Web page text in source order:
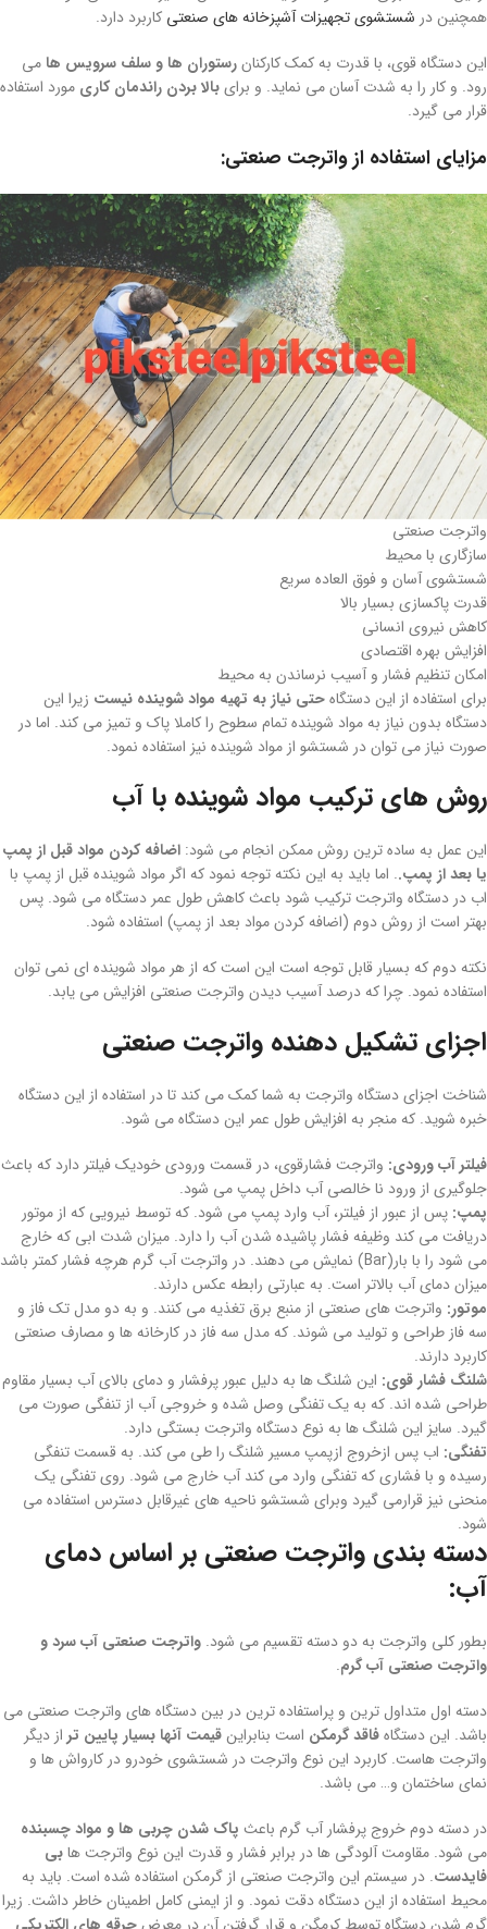
همچنین در شستشوی تجهیزات آشپزخانه های صنعتی کاربرد دارد.
این دستگاه قوی، با قدرت به کمک کارکنانرستوران ها و سلف سرویس ها می
رود. و کار را به شدت آسان می نماید. و برایبالا بردن راندمان کاری مورد استفاده
قرار می گیرد.
مزایای استفاده از واترجت صنعتی:
واترجت صنعتی
سازگاری با محیط
شستشوی آسان و فوق العاده سریع
قدرت پاکسازی بسیار بالا
کاهش نیروی انسانی
افزایش بهره اقتصادی
امکان تنظیم فشار و آسیب نرساندن به محیط
برای استفاده از این دستگاهحتی نیاز به تهیه مواد شوینده نیست زیرا این
دستگاه بدون نیاز به مواد شوینده تمام سطوح را کاملا پاک و تمیز می کند. اما در
صورت نیاز می توان در شستشو از مواد شوینده نیز استفاده نمود.
روش های ترکیب مواد شوینده با آب
این عمل به ساده ترین روش ممکن انجام می شود: اضافه کردن مواد قبل از پمپ
یا بعد از پمپ.. اما باید به این نکته توجه نمود که اگر مواد شوینده قبل از پمپ با
اب در دستگاه واترجت ترکیب شود باعث کاهش طول عمر دستگاه می شود. پس
بهتر است از روش دوم (اضافه کردن مواد بعد از پمپ) استفاده شود.
نکته دوم که بسیار قابل توجه است این است که از هر مواد شوینده ای نمی توان
استفاده نمود. چرا که درصد آسیب دیدن واترجت صنعتی افزایش می یابد.
اجزای تشکیل دهنده واترجت صنعتی
شناخت اجزای دستگاه واترجت به شما کمک می کند تا در استفاده از این دستگاه
خبره شوید. که منجر به افزایش طول عمر این دستگاه می شود.
فیلتر آب ورودی: واترجت فشارقوی، در قسمت ورودی خودیک فیلتر دارد که باعث
جلوگیری از ورود نا خالصی آب داخل پمپ می شود.
پمپ: پس از عبور از فیلتر، آب وارد پمپ می شود. که توسط نیرویی که از موتور
دریافت می کند وظیفه فشار پاشیده شدن آب را دارد. میزان شدت ابی که خارج
می شود را با بار(Bar) نمایش می دهند. در واترجت آب گرم هرچه فشار کمتر باشد
میزان دمای آب بالاتر است. به عبارتی رابطه عکس دارند.
موتور: واترجت های صنعتی از منبع برق تغذیه می کنند. و به دو مدل تک فاز و
سه فاز طراحی و تولید می شوند. که مدل سه فاز در کارخانه ها و مصارف صنعتی
کاربرد دارند.
شلنگ فشار قوی: این شلنگ ها به دلیل عبور پرفشار و دمای بالای آب بسیار مقاوم
طراحی شده اند. که به یک تفنگی وصل شده و خروجی آب از تنفگی صورت می
گیرد. سایز این شلنگ ها به نوع دستگاه واترجت بستگی دارد.
تفنگی: اب پس ازخروج ازپمپ مسیر شلنگ را طی می کند. به قسمت تنفگی
رسیده و با فشاری که تفنگی وارد می کند آب خارج می شود. روی تفنگی یک
منحنی نیز قرارمی گیرد وبرای شستشو ناحیه های غیرقابل دسترس استفاده می
شود.
دسته بندی واترجت صنعتی بر اساس دمای
آب:
بطور کلی واترجت به دو دسته تقسیم می شود. واترجت صنعتی آب سرد و
واترجت صنعتی آب گرم.
دسته اول متداول ترین و پراستفاده ترین در بین دستگاه های واترجت صنعتی می
باشد. این دستگاهفاقد گرمکن است بنابراینقیمت آنها بسیار پایین تر از دیگر
واترجت هاست. کاربرد این نوع واترجت در شستشوی خودرو در کارواش ها و
نمای ساختمان و… می باشد.
در دسته دوم خروج پرفشار آب گرم باعث پاک شدن چربی ها و مواد چسبنده
می شود. مقاومت آلودگی ها در برابر فشار و قدرت این نوع واترجت هابی
فایدست. در سیستم این واترجت صنعتی از گرمکن استفاده شده است. باید به
محیط استفاده از این دستگاه دقت نمود. و از ایمنی کامل اطمینان خاطر داشت. زیرا
گرم شدن دستگاه توسط کرمگن و قرار گرفتن آن در معرضجرقه های الکتریکی